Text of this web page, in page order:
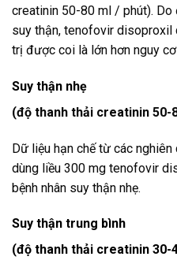
creatinin 50-80 ml / phút). Do
suy thận, tenofovir disoproxil
trị được coi là lớn hơn nguy
Suy thận nhẹ
(độ thanh thải creatinin 50-
Dữ liệu hạn chế từ các
dùng liều 300 mg tenofovir
bệnh nhân suy thận nhẹ.
Suy thận trung bình
(độ thanh thải creatinin 30-